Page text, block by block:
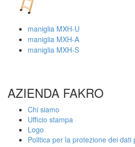
maniglia MXH-U
maniglia MXH-A
maniglia MXH-S
AZIENDA FAKRO
Chi siamo
Ufficio stampa
Logo
Politica per la protezione dei dati